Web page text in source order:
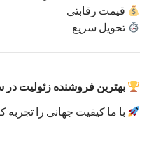
قیمت رقابتی
تحویل سریع
بهترین فروشنده زئولیت در
با ما کیفیت جهانی را تجربه